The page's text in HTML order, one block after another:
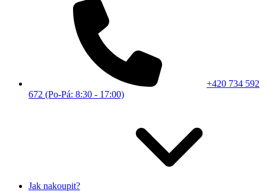
+420 734 592
672 (Po-Pá: 8:30 - 17:00)
Jak nakoupit?